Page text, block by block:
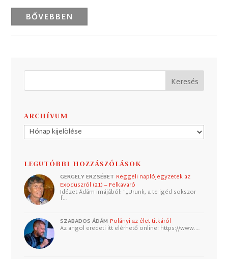
BŐVEBBEN
ARCHÍVUM
Archívum
LEGUTÓBBI HOZZÁSZÓLÁSOK
GERGELY ERZSÉBET Reggeli naplójegyzetek az
Exoduszról (21) – Felkavaró
Idézet Ádám imájából: "„Urunk, a te igéd sokszor
f…
SZABADOS ÁDÁM Polányi az élet titkáról
Az angol eredeti itt elérhető online: https://www.…